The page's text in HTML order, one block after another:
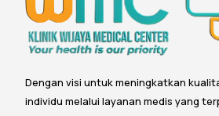
Dengan visi untuk meningkatkan
individu melalui layanan medis yang